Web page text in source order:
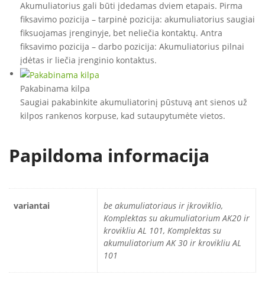
Akumuliatorius gali būti įdedamas dviem etapais. Pirma
fiksavimo pozicija – tarpinė pozicija: akumuliatorius saugiai
fiksuojamas įrenginyje, bet neliečia kontaktų. Antra
fiksavimo pozicija – darbo pozicija: Akumuliatorius pilnai
įdėtas ir liečia įrenginio kontaktus.
Pakabinama kilpa
Saugiai pakabinkite akumuliatorinį pūstuvą ant sienos už
kilpos rankenos korpuse, kad sutaupytumėte vietos.
Papildoma informacija
variantai
be akumuliatoriaus ir įkroviklio,
Komplektas su akumuliatorium AK20 ir
krovikliu AL 101, Komplektas su
akumuliatorium AK 30 ir krovikliu AL
101